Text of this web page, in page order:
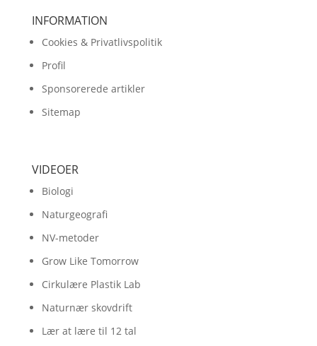
INFORMATION
Cookies & Privatlivspolitik
Profil
Sponsorerede artikler
Sitemap
VIDEOER
Biologi
Naturgeografi
NV-metoder
Grow Like Tomorrow
Cirkulære Plastik Lab
Naturnær skovdrift
Lær at lære til 12 tal